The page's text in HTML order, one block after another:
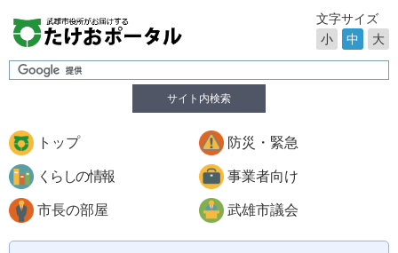
サイト内検索
文字サイズ
小
中 大
トップ 防災・緊急
くらしの情報 事業者向け
市長の部屋 武雄市議会